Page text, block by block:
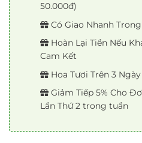
50.000đ)
Có Giao Nhanh
Hoàn Lại Tiền Nếu
Cam Kết
Hoa Tươi Trên 3 Ngày
Giảm Tiếp 5% Cho
Lần Thứ 2 trong tuần